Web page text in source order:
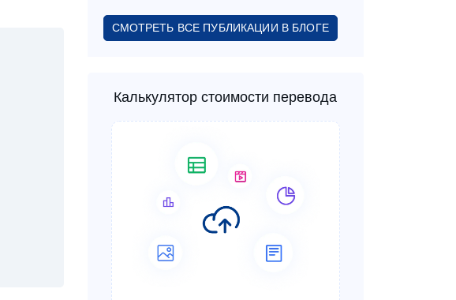
СМОТРЕТЬ ВСЕ ПУБЛИКАЦИИ В БЛОГЕ
Калькулятор стоимости перевода